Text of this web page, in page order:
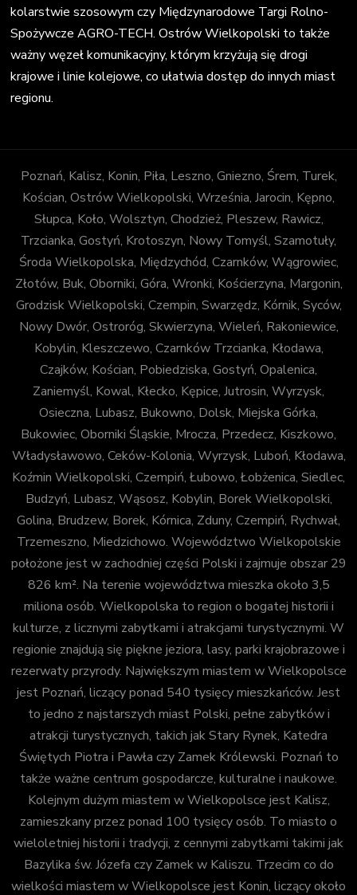
kolarstwie szosowym czy Międzynarodowe Targi Rolno-
Spożywcze AGRO-TECH. Ostrów Wielkopolski to także
ważny węzeł komunikacyjny, którym krzyżują się drogi
krajowe i linie kolejowe, co ułatwia dostęp do innych miast
regionu.
Poznań, Kalisz, Konin, Piła, Leszno, Gniezno, Śrem, Turek,
Kościan, Ostrów Wielkopolski, Września, Jarocin, Kępno,
Słupca, Koło, Wolsztyn, Chodzież, Pleszew, Rawicz,
Trzcianka, Gostyń, Krotoszyn, Nowy Tomyśl, Szamotuły,
Środa Wielkopolska, Międzychód, Czarnków, Wągrowiec,
Złotów, Buk, Oborniki, Góra, Wronki, Kościerzyna, Margonin,
Grodzisk Wielkopolski, Czempin, Swarzędz, Kórnik, Syców,
Nowy Dwór, Ostroróg, Skwierzyna, Wieleń, Rakoniewice,
Kobylin, Kleszczewo, Czarnków Trzcianka, Kłodawa,
Czajków, Kościan, Pobiedziska, Gostyń, Opalenica,
Zaniemyśl, Kowal, Kłecko, Kępice, Jutrosin, Wyrzysk,
Osieczna, Lubasz, Bukowno, Dolsk, Miejska Górka,
Bukowiec, Oborniki Śląskie, Mrocza, Przedecz, Kiszkowo,
Władysławowo, Ceków-Kolonia, Wyrzysk, Luboń, Kłodawa,
Koźmin Wielkopolski, Czempiń, Łubowo, Łobżenica, Siedlec,
Budzyń, Lubasz, Wąsosz, Kobylin, Borek Wielkopolski,
Golina, Brudzew, Borek, Kórnica, Zduny, Czempiń, Rychwał,
Trzemeszno, Miedzichowo. Województwo Wielkopolskie
położone jest w zachodniej części Polski i zajmuje obszar 29
826 km². Na terenie województwa mieszka około 3,5
miliona osób. Wielkopolska to region o bogatej historii i
kulturze, z licznymi zabytkami i atrakcjami turystycznymi. W
regionie znajdują się piękne jeziora, lasy, parki krajobrazowe i
rezerwaty przyrody. Największym miastem w Wielkopolsce
jest Poznań, liczący ponad 540 tysięcy mieszkańców. Jest
to jedno z najstarszych miast Polski, pełne zabytków i
atrakcji turystycznych, takich jak Stary Rynek, Katedra
Świętych Piotra i Pawła czy Zamek Królewski. Poznań to
także ważne centrum gospodarcze, kulturalne i naukowe.
Kolejnym dużym miastem w Wielkopolsce jest Kalisz,
zamieszkany przez ponad 100 tysięcy osób. To miasto o
wieloletniej historii i tradycji, z cennymi zabytkami takimi jak
Bazylika św. Józefa czy Zamek w Kaliszu. Trzecim co do
wielkości miastem w Wielkopolsce jest Konin, liczący około